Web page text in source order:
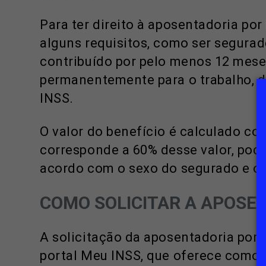
Para ter direito à aposentadoria
alguns requisitos, como ser
contribuído por pelo menos 12
permanentemente para o trabalho,
INSS.
O valor do benefício é calculado
corresponde a 60% desse valor,
acordo com o sexo do segurado e
COMO SOLICITAR A
A solicitação da aposentadoria por
portal Meu INSS, que oferece